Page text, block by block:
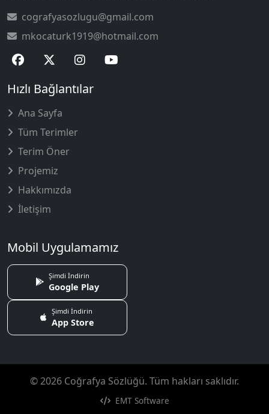
cografyasozlugu@gmail.com
mkocaturk1919@hotmail.com
Hızlı Bağlantılar
Ana Sayfa
Tüm Terimler
Terim Öner
Projemiz
Hakkımızda
İletişim
Mobil Uygulamamız
Şimdi İndirin
Google Play
Şimdi İndirin
App Store
© 2026 Coğrafya Sözlüğü. Tüm hakları saklıdır.
EMT Software